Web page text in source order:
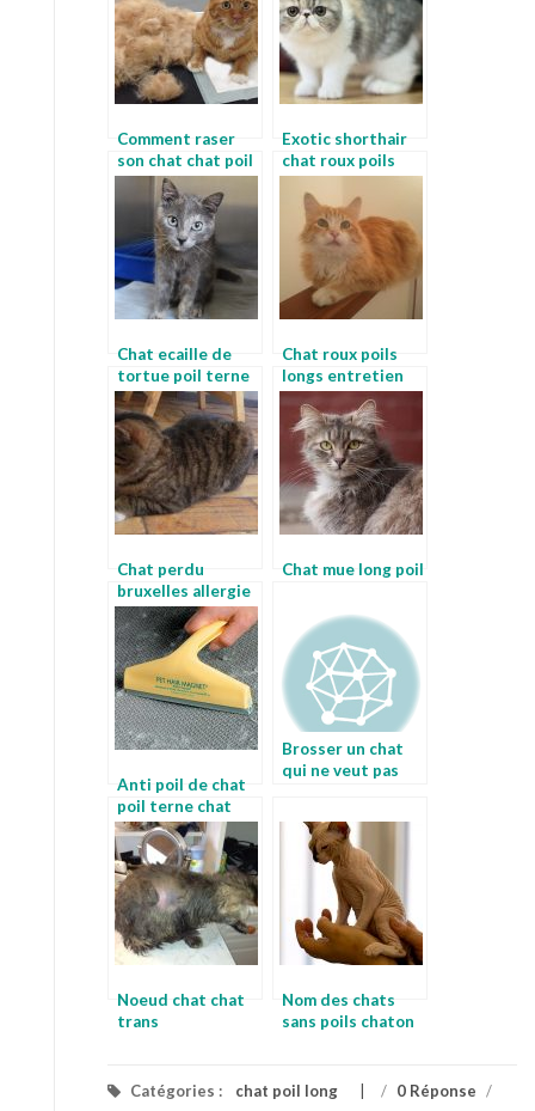
Comment raser
son chat chat poil
terne
Exotic shorthair
chat roux poils
longs
Chat ecaille de
tortue poil terne
chat
Chat roux poils
longs entretien
chat angora
Chat perdu
bruxelles allergie
au poil de chat
Chat mue long poil
Anti poil de chat
poil terne chat
Brosser un chat
qui ne veut pas
Noeud chat chat
trans
Nom des chats
sans poils chaton
Catégories : chat poil long / 0 Réponse /